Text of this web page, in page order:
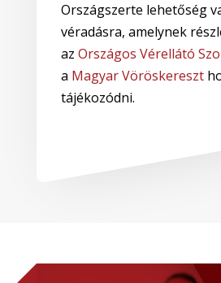
Országszerte lehetőség
véradásra, amelynek
az Országos Vérellátó
a Magyar Vöröskereszt
tájékozódni.